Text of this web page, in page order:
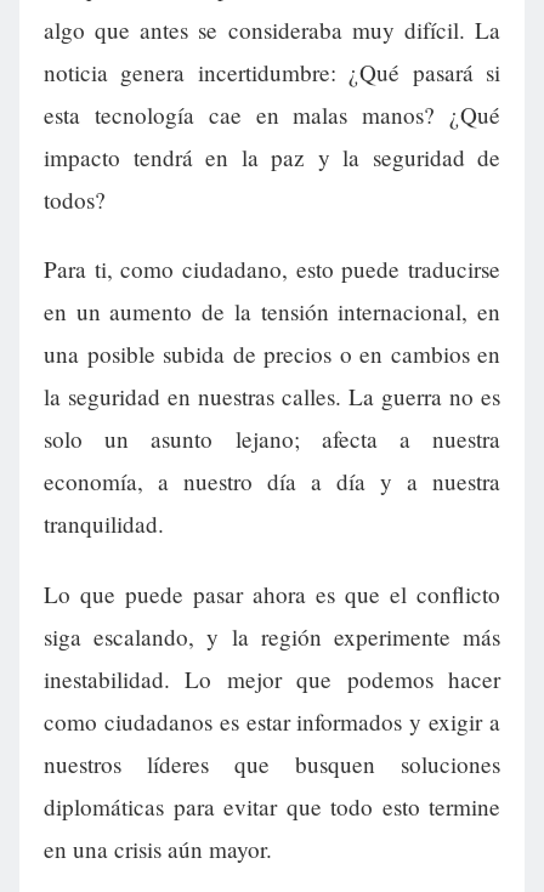
algo que antes se consideraba muy difícil. La
noticia genera incertidumbre: ¿Qué pasará si
esta tecnología cae en malas manos? ¿Qué
impacto tendrá en la paz y la seguridad de
todos?
Para ti, como ciudadano, esto puede traducirse
en un aumento de la tensión internacional, en
una posible subida de precios o en cambios en
la seguridad en nuestras calles. La guerra no es
solo un asunto lejano; afecta a nuestra
economía, a nuestro día a día y a nuestra
tranquilidad.
Lo que puede pasar ahora es que el conflicto
siga escalando, y la región experimente más
inestabilidad. Lo mejor que podemos hacer
como ciudadanos es estar informados y exigir a
nuestros líderes que busquen soluciones
diplomáticas para evitar que todo esto termine
en una crisis aún mayor.